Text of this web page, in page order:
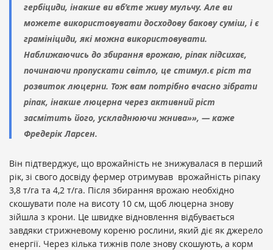
гербіциди, інакше ви вб’єте живу мульчу. Але ви
можете використовувати досходову бакову суміш, і є
грамініциди, які можна використовувати.
Наближаючись до збирання врожаю, ріпак підсихає,
починаючи пропускати світло, це стимул.є ріст та
розвиток люцерни. Тож вам потрібно вчасно зібрати
ріпак, інакше люцерна через активний ріст
засмітить його, ускладнюючи жнива»», — каже
Фредерік Ларсен.
Він підтверджує, що врожайність не знижувалася в перший
рік, зі свого досвіду фермер отримував врожайність ріпаку
3,8 т/га та 4,2 т/га. Після збирання врожаю необхідно
скошувати поле на висоту 10 см, щоб люцерна знову
зійшла з крони. Це швидке відновлення відбувається
завдяки стрижневому кореню рослини, який діє як джерело
енергії. Через кілька тижнів поле знову скошують, а корм